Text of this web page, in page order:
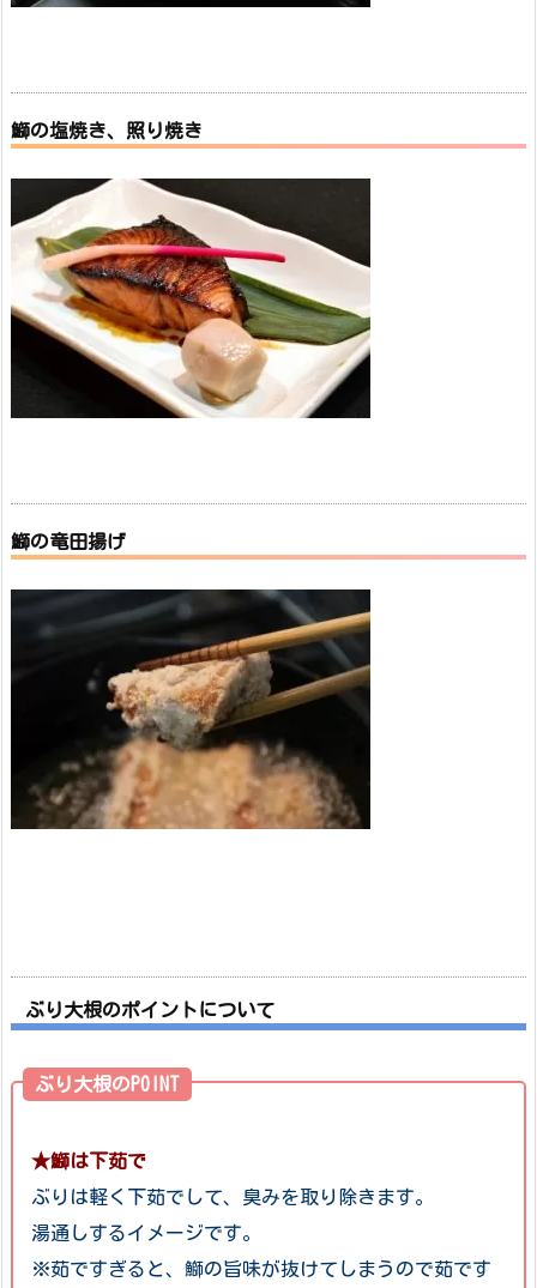
鰤の塩焼き、照り焼き
鰤の竜田揚げ
ぶり大根のポイントについて
ぶり大根のPOINT
★鰤は下茹で
ぶりは軽く下茹でして、臭みを取り除きます。
湯通しするイメージです。
※茹ですぎると、鰤の旨味が抜けてしまうので茹です